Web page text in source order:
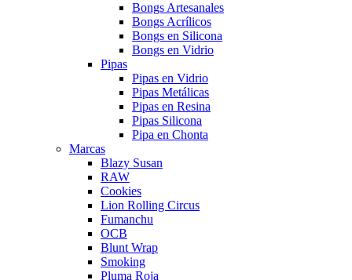
Bongs Artesanales
Bongs Acrílicos
Bongs en Silicona
Bongs en Vidrio
Pipas
Pipas en Vidrio
Pipas Metálicas
Pipas en Resina
Pipas Silicona
Pipa en Chonta
Marcas
Blazy Susan
RAW
Cookies
Lion Rolling Circus
Fumanchu
OCB
Blunt Wrap
Smoking
Pluma Roja